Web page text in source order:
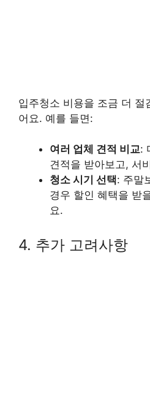
입주청소 비용을 조금 더 절
어요. 예를 들면:
여러 업체 견적 비교:
견적을 받아보고, 서
청소 시기 선택: 주말
경우 할인 혜택을 받
요.
4. 추가 고려사항